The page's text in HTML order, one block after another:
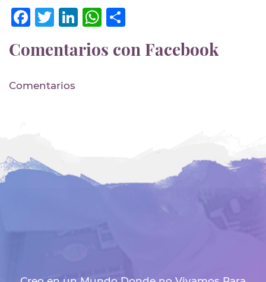
Facebook
Twitter
LinkedIn
WhatsApp
Comentarios con Facebook
Comentarios